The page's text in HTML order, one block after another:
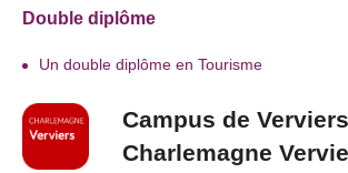
Double diplôme
Un double diplôme en Tourisme
Campus de
Charlemagne